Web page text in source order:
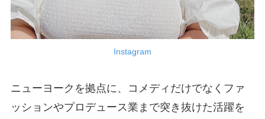
Instagram
ニューヨークを拠点に、コメディだけでなくファ
ッションやプロデュース業まで突き抜けた活躍を